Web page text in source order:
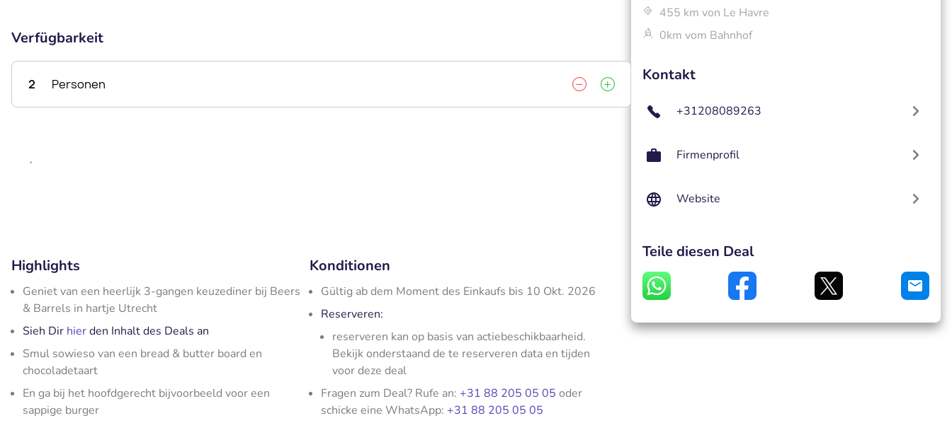
Verfügbarkeit
2 Personen
Highlights
Geniet van een heerlijk 3-gangen keuzediner bij Beers
& Barrels in hartje Utrecht
Sieh Dir hierden Inhalt des Deals an
Smul sowieso van een bread & butter board en
chocoladetaart
En ga bij het hoofdgerecht bijvoorbeeld voor een
sappige burger
Konditionen
Gültig ab dem Moment des Einkaufs bis 10 Okt. 2026
Reserveren:
reserveren kan op basis van actiebeschikbaarheid.
Bekijk onderstaand de te reserveren data en tijden
voor deze deal
Fragen zum Deal? Rufe an: +31 88 205 05 05 oder
schicke eine WhatsApp: +31 88 205 05 05
455 km von Le Havre
0km vom Bahnhof
Kontakt
+31208089263
Firmenprofil
Website
Teile diesen Deal